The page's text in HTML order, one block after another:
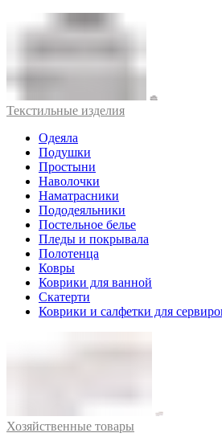
Текстильные изделия
Одеяла
Подушки
Простыни
Наволочки
Наматрасники
Пододеяльники
Постельное белье
Пледы и покрывала
Полотенца
Ковры
Коврики для ванной
Скатерти
Коврики и салфетки для
Хозяйственные товары